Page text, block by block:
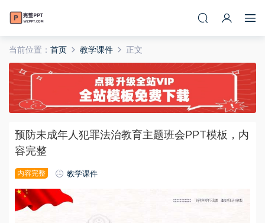
当前位置： 首页 教学课件 正文
预防未成年人犯罪法治教育主题班会PPT模板，内
容完整
内容完整 教学课件